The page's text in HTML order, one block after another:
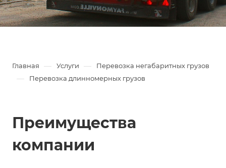
Главная — Услуги — Перевозка негабаритных грузов
— Перевозка длинномерных грузов
Преимущества
компании